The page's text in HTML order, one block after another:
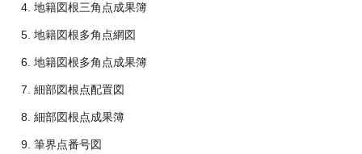
地籍図根三角点成果簿
地籍図根多角点網図
地籍図根多角点成果簿
細部図根点配置図
細部図根点成果簿
筆界点番号図